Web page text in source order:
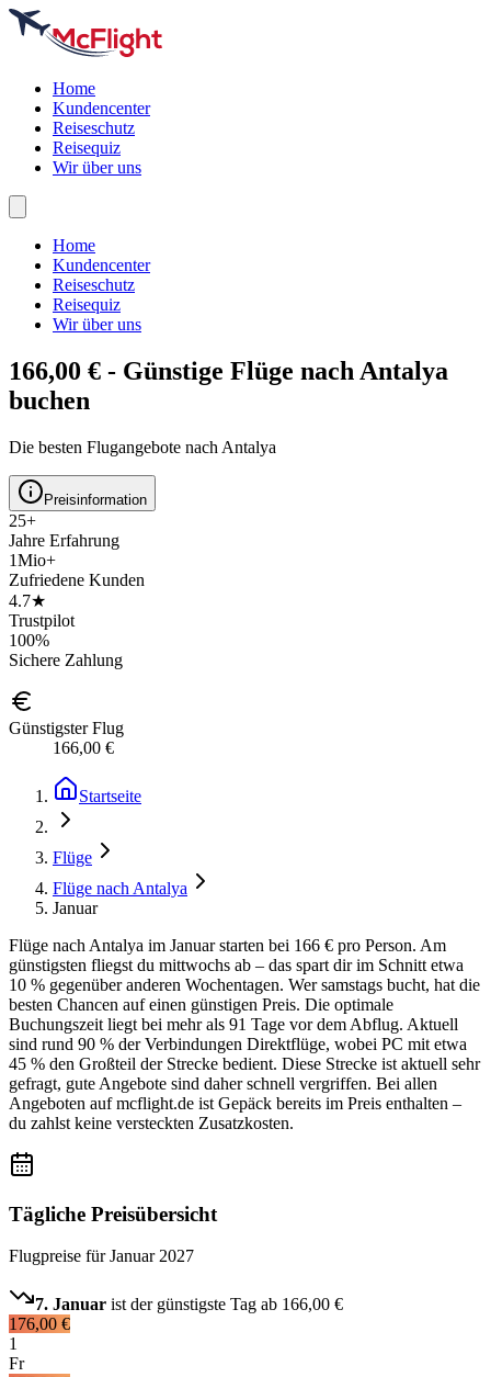
Home
Kundencenter
Reiseschutz
Reisequiz
Wir über uns
Home
Kundencenter
Reiseschutz
Reisequiz
Wir über uns
166,00 € - Günstige Flüge nach Antalya
buchen
Die besten Flugangebote nach Antalya
Preisinformation
25+
Jahre Erfahrung
1Mio+
Zufriedene Kunden
4.7★
Trustpilot
100%
Sichere Zahlung
Günstigster Flug
166,00 €
Startseite
Flüge
Flüge nach Antalya
Januar
Flüge nach Antalya im Januar starten bei 166 € pro Person. Am
günstigsten fliegst du mittwochs ab – das spart dir im Schnitt etwa
10 % gegenüber anderen Wochentagen. Wer samstags bucht, hat die
besten Chancen auf einen günstigen Preis. Die optimale
Buchungszeit liegt bei mehr als 91 Tage vor dem Abflug. Aktuell
sind rund 90 % der Verbindungen Direktflüge, wobei PC mit etwa
45 % den Großteil der Strecke bedient. Diese Strecke ist aktuell sehr
gefragt, gute Angebote sind daher schnell vergriffen. Bei allen
Angeboten auf mcflight.de ist Gepäck bereits im Preis enthalten –
du zahlst keine versteckten Zusatzkosten.
Tägliche Preisübersicht
Flugpreise fürJanuar 2027
7. Januar ist der günstigste Tag ab 166,00 €
176,00 €
1
Fr